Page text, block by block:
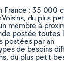
France : 35 000
du plus
membre à
postée toutes
postées par an
de besoins
du plus petit